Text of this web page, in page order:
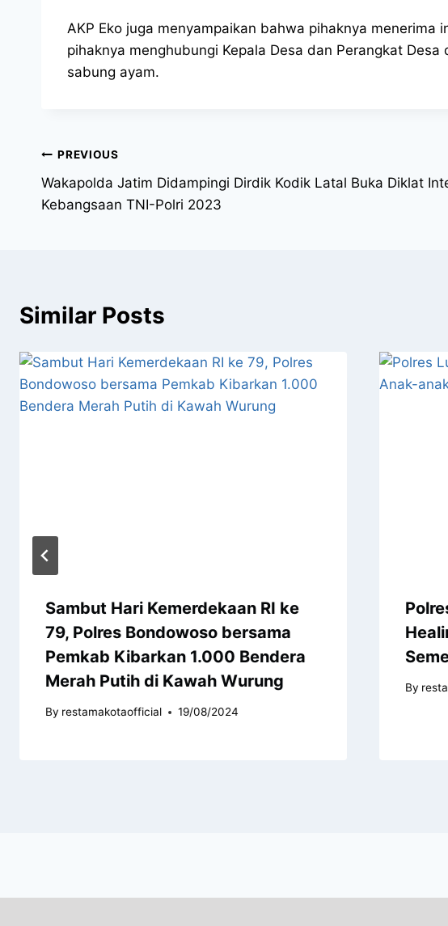
AKP Eko juga menyampaikan bahwa pihaknya
pihaknya menghubungi Kepala Desa dan Perangkat
sabung ayam.
PREVIOUS
Wakapolda Jatim Didampingi Dirdik Kodik Latal Buka Diklat
Kebangsaan TNI-Polri 2023
Similar Posts
Sambut Hari Kemerdekaan RI ke
79, Polres Bondowoso bersama
Pemkab Kibarkan 1.000 Bendera
Merah Putih di Kawah Wurung
By restamakotaofficial 19/08/2024
By